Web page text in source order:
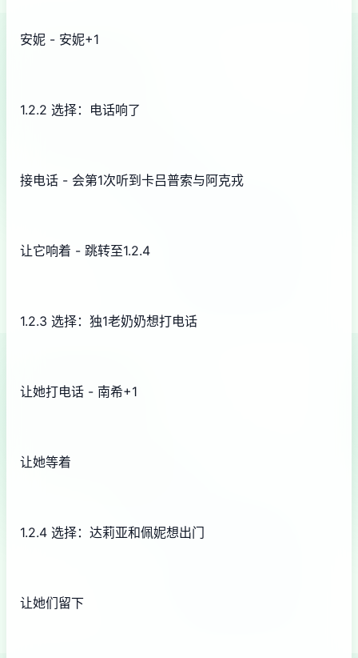
安妮 - 安妮+1
1.2.2 选择：电话响了
接电话 - 会第1次听到卡吕普索与阿克戎
让它响着 - 跳转至1.2.4
1.2.3 选择：独1老奶奶想打电话
让她打电话 - 南希+1
让她等着
1.2.4 选择：达莉亚和佩妮想出门
让她们留下